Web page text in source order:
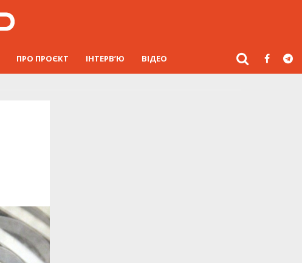
ПРО ПРОЄКТ ІНТЕРВ’Ю ВІДЕО